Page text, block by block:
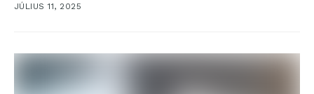
JÚLIUS 11, 2025